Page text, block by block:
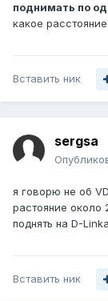
поднимать по
какое
Вставить ник
sergsa
я говорю не об
растояние
поднять на D-
Вставить ник